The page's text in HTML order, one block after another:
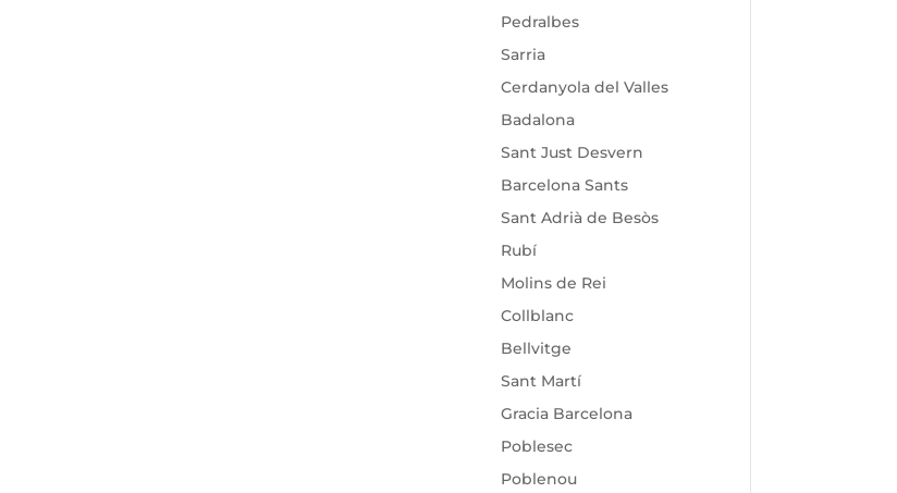
Pedralbes
Sarria
Cerdanyola del Valles
Badalona
Sant Just Desvern
Barcelona Sants
Sant Adrià de Besòs
Rubí
Molins de Rei
Collblanc
Bellvitge
Sant Martí
Gracia Barcelona
Poblesec
Poblenou